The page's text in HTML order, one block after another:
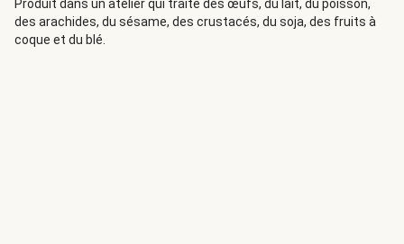
Produit dans un atelier qui traite des œufs, du lait, du poisson,
des arachides, du sésame, des crustacés, du soja, des fruits à
coque et du blé.